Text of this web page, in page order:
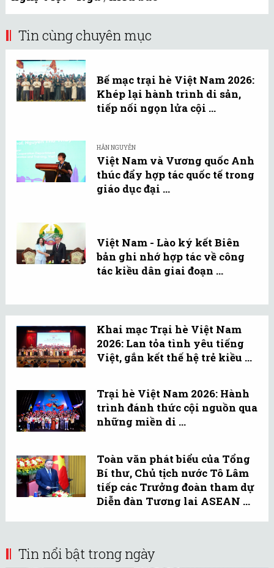
Tin cùng chuyên mục
Bế mạc trại hè Việt Nam 2026:
Khép lại hành trình di sản,
tiếp nối ngọn lửa cội ...
HÂN NGUYỄN
Việt Nam và Vương quốc Anh
thúc đẩy hợp tác quốc tế trong
giáo dục đại ...
Việt Nam - Lào ký kết Biên
bản ghi nhớ hợp tác về công
tác kiều dân giai đoạn ...
Khai mạc Trại hè Việt Nam
2026: Lan tỏa tình yêu tiếng
Việt, gắn kết thế hệ trẻ kiều ...
Trại hè Việt Nam 2026: Hành
trình đánh thức cội nguồn qua
những miền di ...
Toàn văn phát biểu của Tổng
Bí thư, Chủ tịch nước Tô Lâm
tiếp các Trưởng đoàn tham dự
Diễn đàn Tương lai ASEAN ...
Tin nổi bật trong ngày